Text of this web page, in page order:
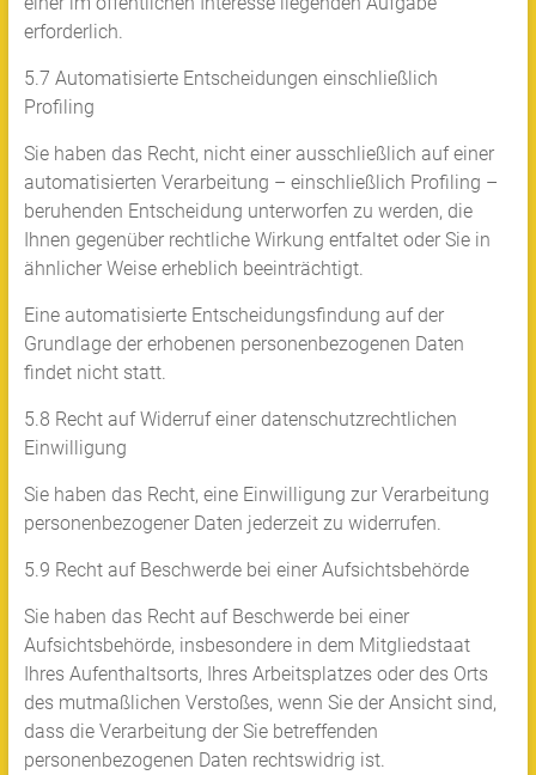
erforderlich.
5.7 Automatisierte Entscheidungen einschließlich
Profiling
Sie haben das Recht, nicht einer ausschließlich auf einer
automatisierten Verarbeitung – einschließlich Profiling –
beruhenden Entscheidung unterworfen zu werden, die
Ihnen gegenüber rechtliche Wirkung entfaltet oder Sie in
ähnlicher Weise erheblich beeinträchtigt.
Eine automatisierte Entscheidungsfindung auf der
Grundlage der erhobenen personenbezogenen Daten
findet nicht statt.
5.8 Recht auf Widerruf einer datenschutzrechtlichen
Einwilligung
Sie haben das Recht, eine Einwilligung zur Verarbeitung
personenbezogener Daten jederzeit zu widerrufen.
5.9 Recht auf Beschwerde bei einer Aufsichtsbehörde
Sie haben das Recht auf Beschwerde bei einer
Aufsichtsbehörde, insbesondere in dem Mitgliedstaat
Ihres Aufenthaltsorts, Ihres Arbeitsplatzes oder des Orts
des mutmaßlichen Verstoßes, wenn Sie der Ansicht sind,
dass die Verarbeitung der Sie betreffenden
personenbezogenen Daten rechtswidrig ist.